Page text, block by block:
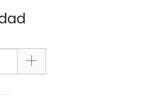
+